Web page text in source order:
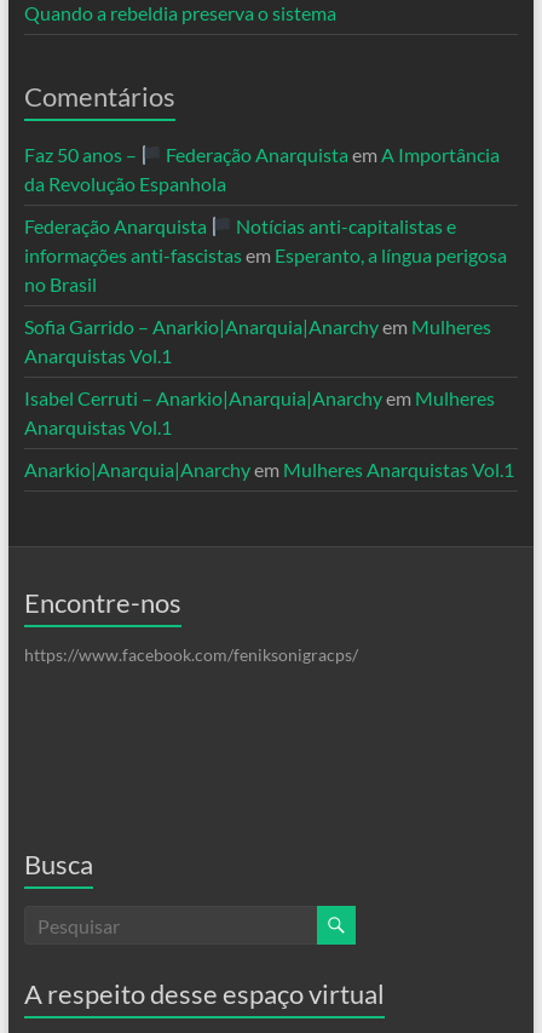
Quando a rebeldia preserva o sistema
Comentários
Faz 50 anos – Federação Anarquista em A Importância
da Revolução Espanhola
Federação Anarquista
Notícias anti-capitalistas e
informações anti-fascistasem Esperanto, a língua perigosa
no Brasil
Sofia Garrido – Anarkio|Anarquia|Anarchyem Mulheres
Anarquistas Vol.1
Isabel Cerruti – Anarkio|Anarquia|Anarchyem Mulheres
Anarquistas Vol.1
Anarkio|Anarquia|Anarchyem Mulheres Anarquistas Vol.1
Encontre-nos
https://www.facebook.com/feniksonigracps/
Busca
A respeito desse espaço virtual